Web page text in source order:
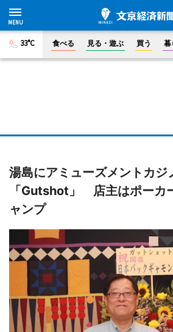
33°C 食べる 見る・遊ぶ 買う 暮
湯島にアミューズメントカジ
「Gutshot」 店主はポーカ
ャンプ